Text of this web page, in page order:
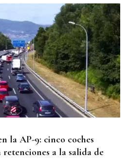
la AP-9: cinco coches
a la salida de